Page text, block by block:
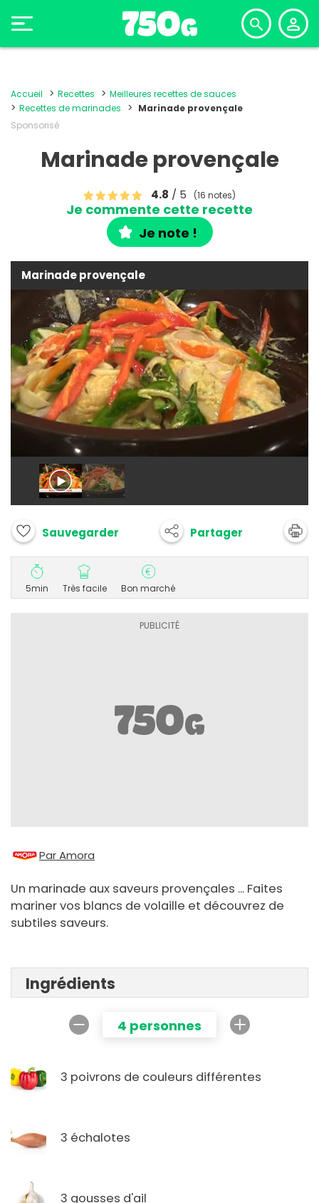
Accueil Recettes
Meilleures recettes de sauces
Recettes de marinades
Marinade provençale
Sponsorisé
Marinade provençale
4.8 / 5 (16 notes)
Je commente cette recette
Je note !
Marinade provençale
Sauvegarder Partager
5min Très facile Bon marché
Par Amora
Un marinade aux saveurs provençales ... Faites
mariner vos blancs de volaille et découvrez de
subtiles saveurs.
Ingrédients
4 personnes
3 poivrons de couleurs différentes
3 échalotes
3 gousses d'ail